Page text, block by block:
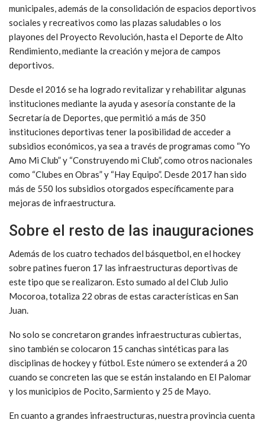
municipales, además de la consolidación de espacios deportivos
sociales y recreativos como las plazas saludables o los
playones del Proyecto Revolución, hasta el Deporte de Alto
Rendimiento, mediante la creación y mejora de campos
deportivos.
Desde el 2016 se ha logrado revitalizar y rehabilitar algunas
instituciones mediante la ayuda y asesoría constante de la
Secretaría de Deportes, que permitió a más de 350
instituciones deportivas tener la posibilidad de acceder a
subsidios económicos, ya sea a través de programas como “Yo
Amo Mi Club” y “Construyendo mi Club”, como otros nacionales
como “Clubes en Obras” y “Hay Equipo”. Desde 2017 han sido
más de 550 los subsidios otorgados específicamente para
mejoras de infraestructura.
Sobre el resto de las inauguraciones
Además de los cuatro techados del básquetbol, en el hockey
sobre patines fueron 17 las infraestructuras deportivas de
este tipo que se realizaron. Esto sumado al del Club Julio
Mocoroa, totaliza 22 obras de estas características en San
Juan.
No solo se concretaron grandes infraestructuras cubiertas,
sino también se colocaron 15 canchas sintéticas para las
disciplinas de hockey y fútbol. Este número se extenderá a 20
cuando se concreten las que se están instalando en El Palomar
y los municipios de Pocito, Sarmiento y 25 de Mayo.
En cuanto a grandes infraestructuras, nuestra provincia cuenta